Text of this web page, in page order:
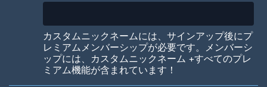
Colorful
カスタムニックネームには、サインアップ後にプ
レミアムメンバーシップが必要です。メンバーシ
ップには、カスタムニックネーム +すべてのプレ
ミアム機能が含まれています！